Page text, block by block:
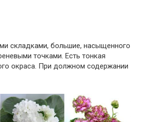
складками, большие, насыщенного
точками. Есть тонкая
окраса. При должном содержании